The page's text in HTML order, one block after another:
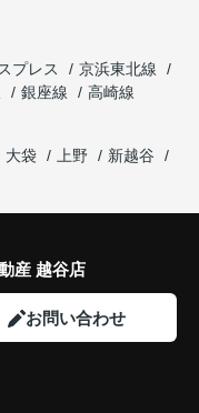
プレス
京浜東北線
銀座線
高崎線
大袋 上野
新越谷
産 越谷店
お問い合わせ